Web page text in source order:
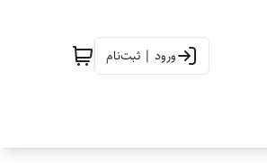
ورود | ثبت‌نام